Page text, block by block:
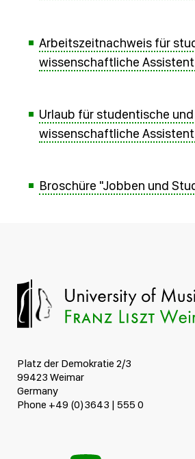
Arbeitszeitnachweis für
wissenschaftliche
Urlaub für studentische und
wissenschaftliche
Broschüre "Jobben und
Platz der Demokratie 2/3
99423 Weimar
Germany
Phone +49 (0)3643 | 555 0